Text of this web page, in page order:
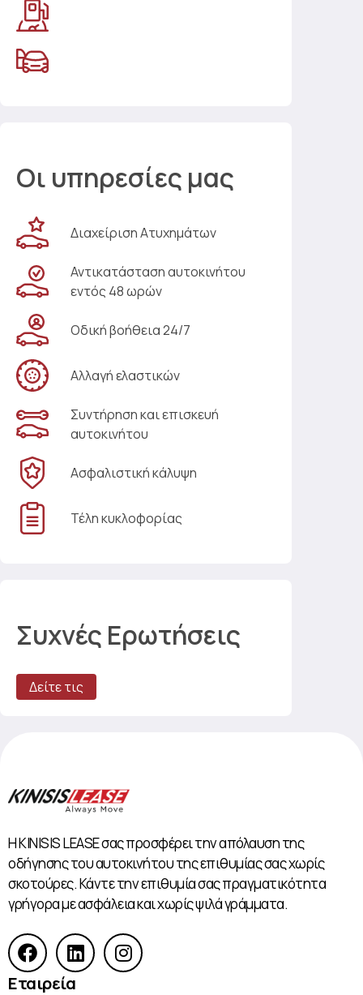
Οι υπηρεσίες μας
Διαχείριση Ατυχημάτων
Αντικατάσταση αυτοκινήτου
εντός 48 ωρών
Οδική βοήθεια 24/7
Αλλαγή ελαστικών
Συντήρηση και επισκευή
αυτοκινήτου
Ασφαλιστική κάλυψη
Τέλη κυκλοφορίας
Συχνές Ερωτήσεις
Δείτε τις
Η KINISIS LEASE σας προσφέρει την απόλαυση της
οδήγησης του αυτοκινήτου της επιθυμίας σας χωρίς
σκοτούρες. Κάντε την επιθυμία σας πραγματικότητα
γρήγορα με ασφάλεια και χωρίς ψιλά γράμματα.
Εταιρεία